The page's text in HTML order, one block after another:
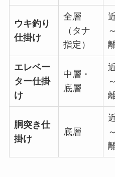
ウキ釣り
仕掛け
全層
（タナ
指定）
エレベー
ター仕掛
け
中層・
底層
胴突き仕
掛け
底層